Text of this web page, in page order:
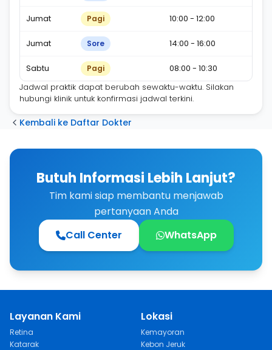
Jumat Pagi 10:00 - 12:00
Jumat Sore 14:00 - 16:00
Sabtu Pagi
08:00 - 10:30
Jadwal praktik dapat berubah sewaktu-waktu. Silakan
hubungi klinik untuk konfirmasi jadwal terkini.
Kembali ke Daftar Dokter
Butuh Informasi Lebih Lanjut?
Tim kami siap membantu menjawab
pertanyaan Anda
Call Center
WhatsApp
Layanan Kami
Retina
Katarak
Lokasi
Kemayoran
Kebon Jeruk